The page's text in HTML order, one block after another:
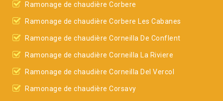
Ramonage de chaudière Corbere
Ramonage de chaudière Corbere Les Cabanes
Ramonage de chaudière Corneilla De Conflent
Ramonage de chaudière Corneilla La Riviere
Ramonage de chaudière Corneilla Del Vercol
Ramonage de chaudière Corsavy